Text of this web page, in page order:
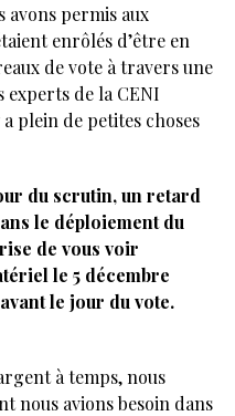
avons permis aux
enrôlés d’être en
de vote à travers une
experts de la CENI
plein de petites choses
du scrutin, un retard
le déploiement du
de vous voir
le 5 décembre
le jour du vote.
à temps, nous
nous avions besoin dans